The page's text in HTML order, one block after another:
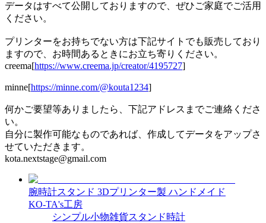
データはすべて公開しておりますので、ぜひご家庭でご活用
ください。
プリンターをお持ちでない方は下記サイトでも販売しており
ますので、お時間あるときにお立ち寄りください。
creema[https://www.creema.jp/creator/4195727]
minne[https://minne.com/@kouta1234]
何かご要望等ありましたら、下記アドレスまでご連絡くださ
い。
自分に製作可能なものであれば、作成してデータをアップさ
せていただきます。
kota.nextstage@gmail.com
腕時計スタンド 3Dプリンター製 ハンドメイド
KO-TA's工房
シンプル小物雑貨スタンド時計